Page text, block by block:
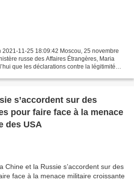
11-25 18:09:42 Moscou, 25 novembre
russe des Affaires Étrangères, Maria
que les déclarations contre la légitimité
s’accordent sur des
pour faire face à la menace
des USA